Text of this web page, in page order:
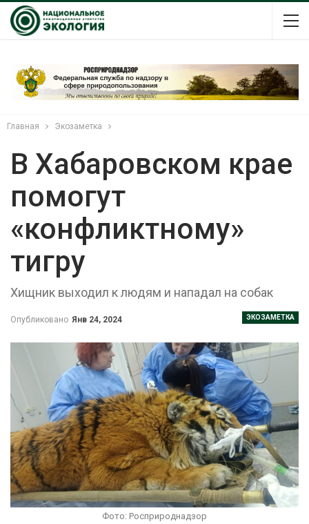
Главная Экозаметка
В Хабаровском крае
помогут
«конфликтному»
тигру
Хищник выходил к людям и нападал на собак
ЭКОЗАМЕТКА
Опубликовано Янв 24, 2024
Фото: Росприроднадзор